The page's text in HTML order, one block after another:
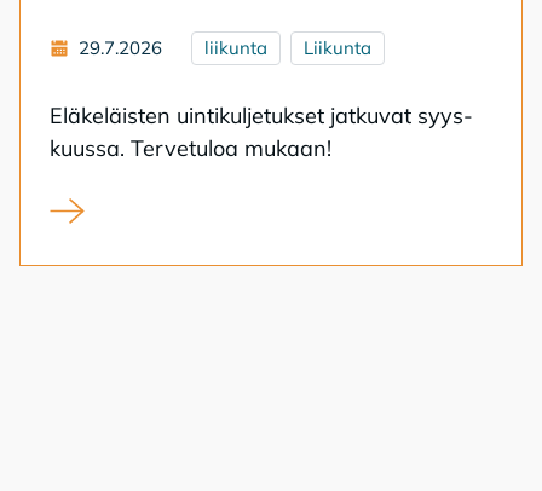
29.7.2026 liikunta Liikunta
Elä­ke­läis­ten uin­ti­kul­je­tuk­set jat­ku­vat syys­
kuus­sa. Ter­ve­tu­loa mu­kaan!
Eläkeläisten uimahallikuljetukset syksy 2026